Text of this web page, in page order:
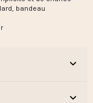
bandeau